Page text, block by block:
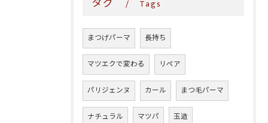
Tags
まつげパーマ 長持ち
マツエクで変わる リペア
パリジェンヌ カール まつ毛パーマ
ナチュラル マツパ 玉造